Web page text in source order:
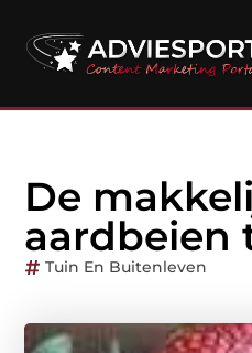
De
aardbeien
Tuin En Buitenleven